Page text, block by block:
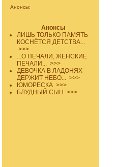
Анонсы:
Анонсы
ЛИШЬ ТОЛЬКО ПАМЯТЬ
КОСНЁТСЯ ДЕТСТВА...
>>>
...О ПЕЧАЛИ, ЖЕНСКИЕ
ПЕЧАЛИ... >>>
ДЕВОЧКА В ЛАДОНЯХ
ДЕРЖИТ НЕБО... >>>
ЮМОРЕСКА >>>
БЛУДНЫЙ СЫН >>>